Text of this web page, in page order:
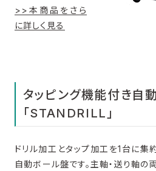
>>本商品をさら
に詳しく見る
タッピング機能付き自
「STANDRILL」
ドリル加工とタップ加工を1台に集
自動ボール盤です。主軸・送り軸の